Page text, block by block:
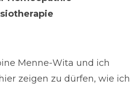
Menne-Wita und ich
zeigen zu dürfen, wie ich